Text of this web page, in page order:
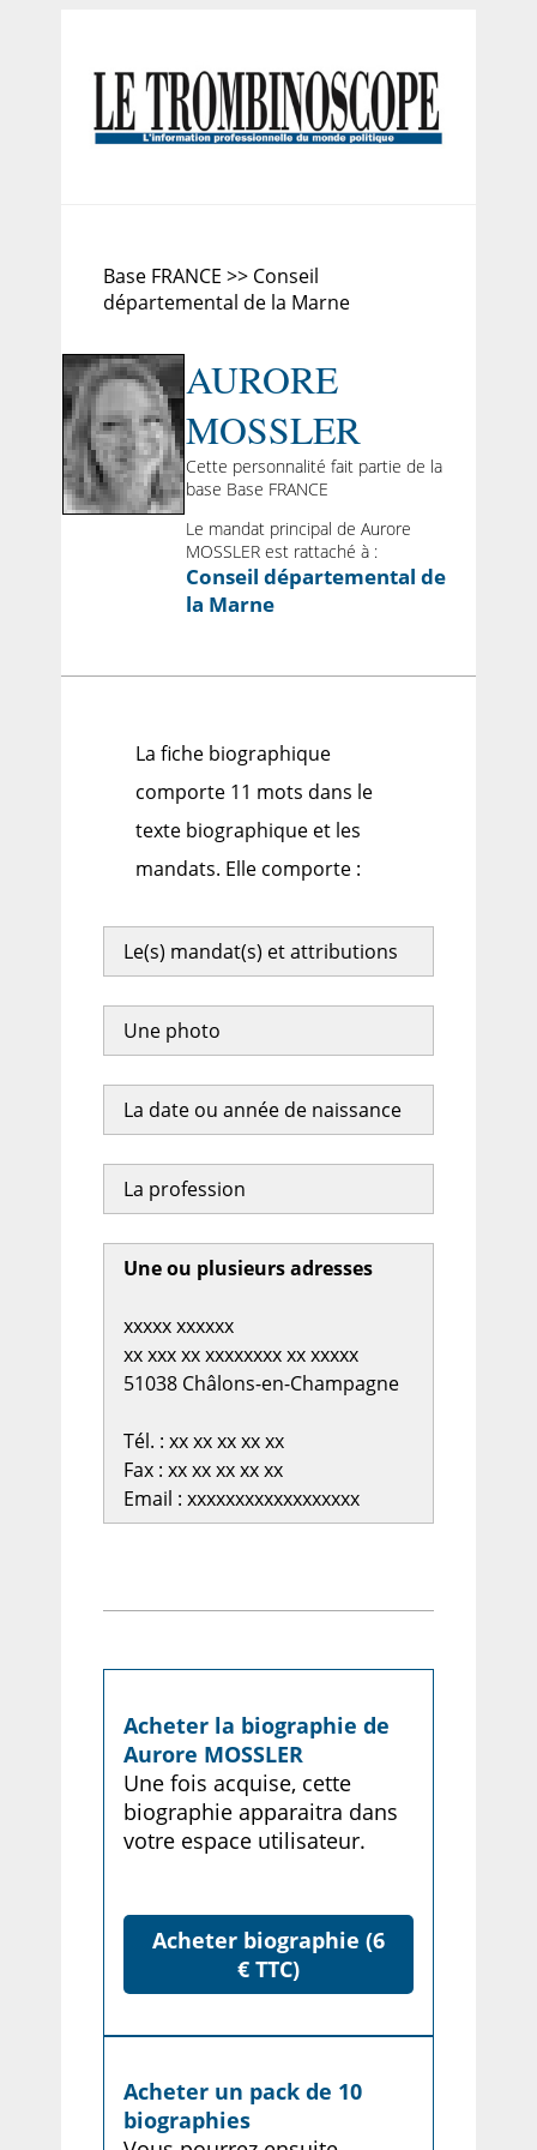
Base FRANCE >> Conseil
départemental de la Marne
AURORE
MOSSLER
Cette personnalité fait partie de la
base Base FRANCE
Le mandat principal de Aurore
MOSSLER est rattaché à :
Conseil départemental de
la Marne
La fiche biographique
comporte 11 mots dans le
texte biographique et les
mandats. Elle comporte :
Le(s) mandat(s) et attributions
Une photo
La date ou année de naissance
La profession
Une ou plusieurs adresses
xxxxx xxxxxx
xx xxx xx xxxxxxxx xx xxxxx
51038 Châlons-en-Champagne
Tél. : xx xx xx xx xx
Fax : xx xx xx xx xx
Email : xxxxxxxxxxxxxxxxxx
Acheter la biographie de
Aurore MOSSLER
Une fois acquise, cette
biographie apparaitra dans
votre espace utilisateur.
Acheter biographie (6
€ TTC)
Acheter un pack de 10
biographies